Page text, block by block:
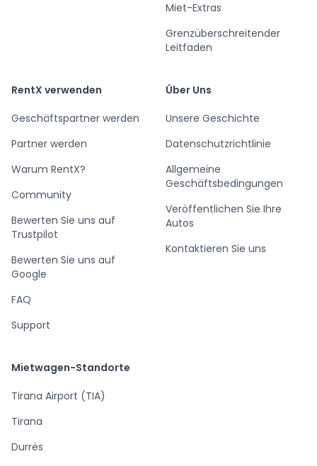
Miet-Extras
Grenzüberschreitender
Leitfaden
RentX verwenden
Geschäftspartner werden
Partner werden
Warum RentX?
Community
Bewerten Sie uns auf
Trustpilot
Bewerten Sie uns auf
Google
FAQ
Support
Über Uns
Unsere Geschichte
Datenschutzrichtlinie
Allgemeine
Geschäftsbedingungen
Veröffentlichen Sie Ihre
Autos
Kontaktieren Sie uns
Mietwagen-Standorte
Tirana Airport (TIA)
Tirana
Durrës